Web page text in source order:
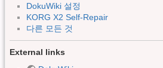
DokuWiki 설정
KORG X2 Self-Repair
다른 모든 것
External links